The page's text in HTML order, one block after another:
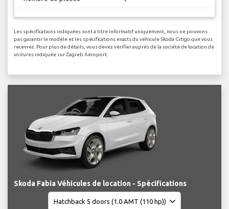
Les spécifications indiquées sont à titre informatif uniquement, nous ne pouvons
pas garantir le modèle et les spécifications exacts du véhicule Skoda Citigo que vous
recevrez. Pour plus de détails, vous devez vérifier auprès de la société de location de
voitures indiquée sur Zagreb Aéroport.
Skoda Fabia Véhicules de location - Spécifications